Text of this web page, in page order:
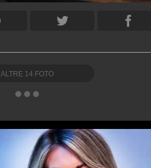
ALTRE 14 FOTO